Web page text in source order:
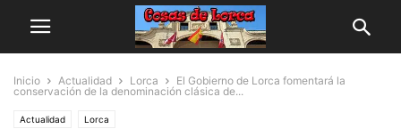
Inicio Actualidad Lorca
El Gobierno de Lorca fomentará la
conservación de la denominación clásica de...
Actualidad Lorca